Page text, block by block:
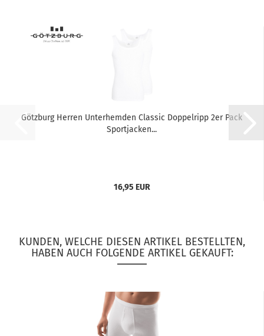
Götzburg Herren Unterhemden Classic Doppelripp 2er Pack
Sportjacken...
16,95 EUR
KUNDEN, WELCHE DIESEN ARTIKEL BESTELLTEN,
HABEN AUCH FOLGENDE ARTIKEL GEKAUFT: